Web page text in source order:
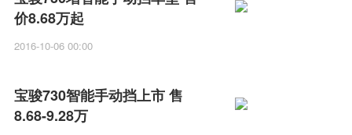
价8.68万起
2016-10-06 00:00
宝骏730智能手动挡上市 售
8.68-9.28万